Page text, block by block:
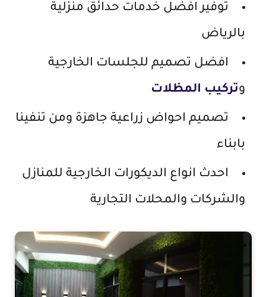
توفير افضل خدمات حدائق منزلية
بالرياض
افضل تصميم للجلسات الخارجية
وتركيب المظلات
تصميم احواض زراعية جاهزة ومن تنفينا
بابناء
احدث انواع الديكورات الخارجية للمنازل
والشركات والمحلات التجارية